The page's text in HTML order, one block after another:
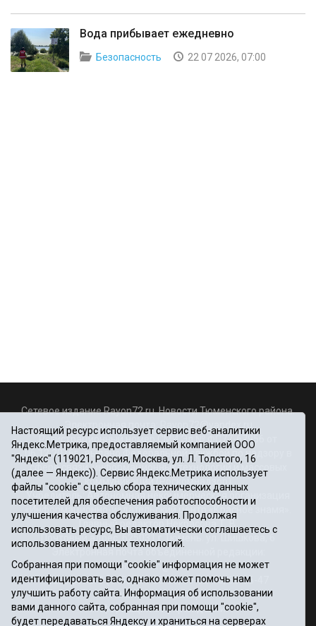
Вода прибывает ежедневно
Безопасность 22 07 2026, 07:00
Сетевое издание Rayon72.ru. Новости Тюменского района.
Rayon72@yandex.ru
Регистрационный номер СМИ Эл № ФС77-67956 от
06.12.2016г., выдано Федеральной службой по надзору в
сфере связи, информационных технологий и массовых
коммуникаций (Роскомнадзор)
Учредитель: Автономная некоммерческая организация
«Информационно-издательский центр «Красное знамя».
Главный редактор Некрасова Т. В.
Почтовый адрес: 625031 г.Тюмень. ул. Шишкова, 6
Электронная почта объединенной редакции:
krasnoeznam@rambler.ru
Телефоны 8 (3452) 34-80-60, 69-56-73, 69-56-47
Политика оператора
Информация об учреждении
Публичная оферта
Настоящий ресурс использует сервис веб-аналитики
Яндекс.Метрика, предоставляемый компанией ООО
"Яндекс" (119021, Россия, Москва, ул. Л. Толстого, 16
(далее — Яндекс)). Сервис Яндекс.Метрика использует
файлы "cookie" с целью сбора технических данных
посетителей для обеспечения работоспособности и
улучшения качества обслуживания. Продолжая
использовать ресурс, Вы автоматически соглашаетесь с
использованием данных технологий.
Собранная при помощи "cookie" информация не может
идентифицировать вас, однако может помочь нам
улучшить работу сайта. Информация об использовании
вами данного сайта, собранная при помощи "cookie",
будет передаваться Яндексу и храниться на серверах